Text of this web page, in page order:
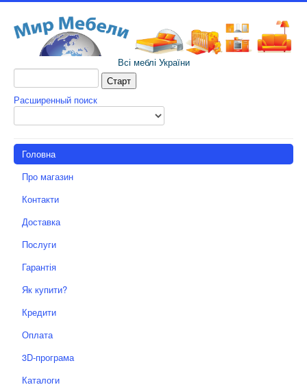
Всі меблі України
Расширенный поиск
Головна
Про магазин
Контакти
Доставка
Послуги
Гарантія
Як купити?
Кредити
Оплата
3D-програма
Каталоги